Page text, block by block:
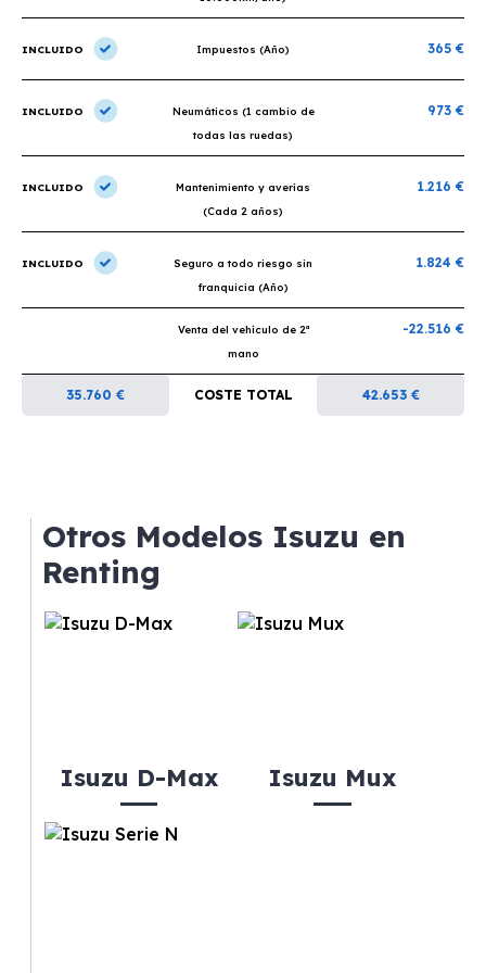
INCLUIDO Impuestos (Año) 365 €
INCLUIDO
Neumáticos (1 cambio de
todas las ruedas)
973 €
INCLUIDO
Mantenimiento y averías
(Cada 2 años)
1.216 €
INCLUIDO
Seguro a todo riesgo sin
franquicia (Año)
1.824 €
Venta del vehículo de 2ª
mano
-22.516 €
35.760 € COSTE TOTAL 42.653 €
Otros Modelos Isuzu en
Renting
Isuzu D-Max Isuzu Mux